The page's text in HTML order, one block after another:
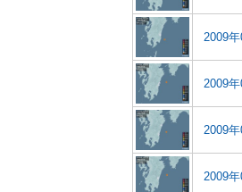
2009
2009
2009
2009